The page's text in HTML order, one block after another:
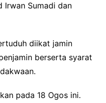
Irwan Sumadi dan
diikat jamin
berserta syarat
pada 18 Ogos ini.